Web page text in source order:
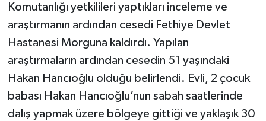
Komutanlığı yetkilileri yaptıkları inceleme ve
araştırmanın ardından cesedi Fethiye Devlet
Hastanesi Morguna kaldırdı. Yapılan
araştırmaların ardından cesedin 51 yaşındaki
Hakan Hancıoğlu olduğu belirlendi. Evli, 2 çocuk
babası Hakan Hancıoğlu’nun sabah saatlerinde
dalış yapmak üzere bölgeye gittiği ve yaklaşık 30